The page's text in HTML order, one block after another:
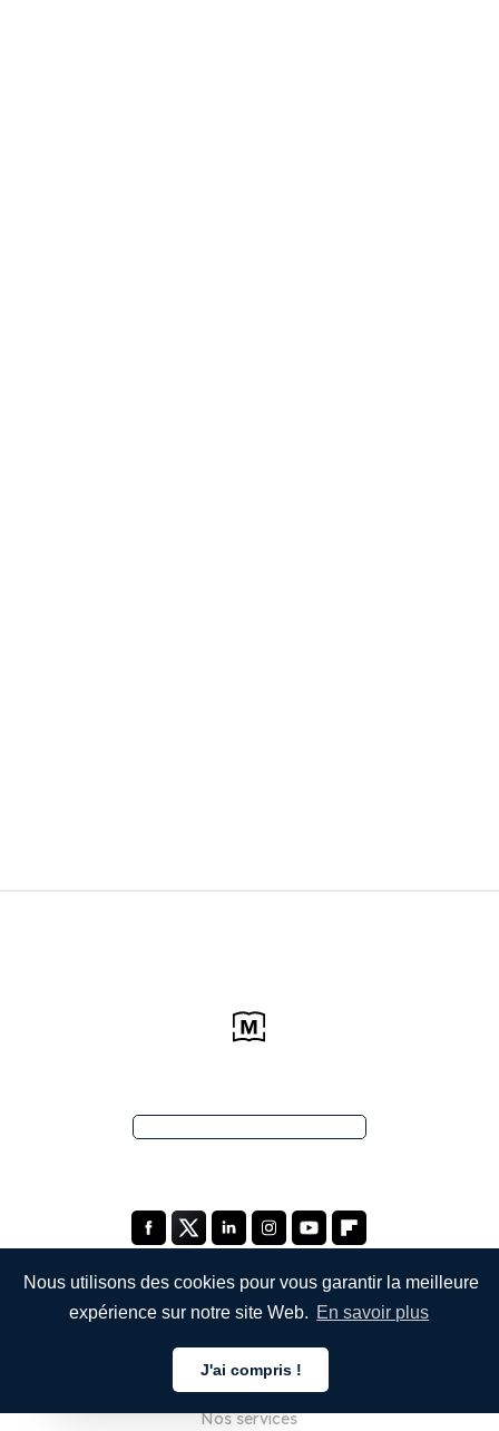
Nous utilisons des cookies pour vous garantir la meilleure
expérience sur notre site Web. En savoir plus
J'ai compris !
À propos de nous
Nos services
Français